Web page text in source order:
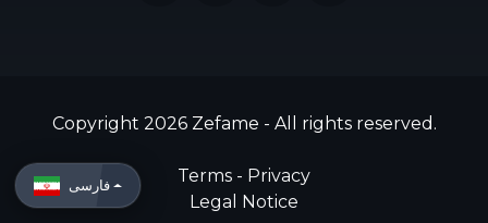
Copyright 2026 Zefame - All rights reserved.
Terms - Privacy
Legal Notice
فارسی